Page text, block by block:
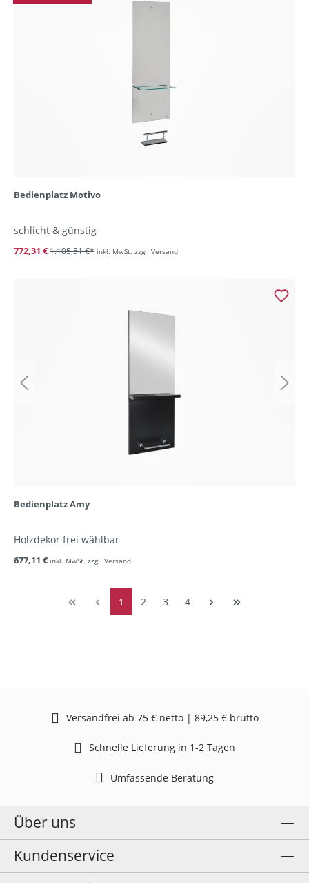
Bedienplatz Motivo
schlicht & günstig
772,31 €1.105,51 €* inkl. MwSt. zzgl. Versand
Bedienplatz Amy
Holzdekor frei wählbar
677,11 € inkl. MwSt. zzgl. Versand
1 2 3 4
Versandfrei ab 75 € netto | 89,25 € brutto
Schnelle Lieferung in 1-2 Tagen
Umfassende Beratung
Über uns
Kundenservice